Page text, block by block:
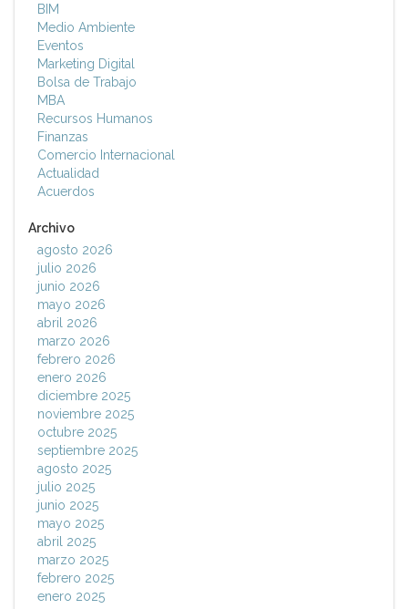
BIM
Medio Ambiente
Eventos
Marketing Digital
Bolsa de Trabajo
MBA
Recursos Humanos
Finanzas
Comercio Internacional
Actualidad
Acuerdos
Archivo
agosto 2026
julio 2026
junio 2026
mayo 2026
abril 2026
marzo 2026
febrero 2026
enero 2026
diciembre 2025
noviembre 2025
octubre 2025
septiembre 2025
agosto 2025
julio 2025
junio 2025
mayo 2025
abril 2025
marzo 2025
febrero 2025
enero 2025